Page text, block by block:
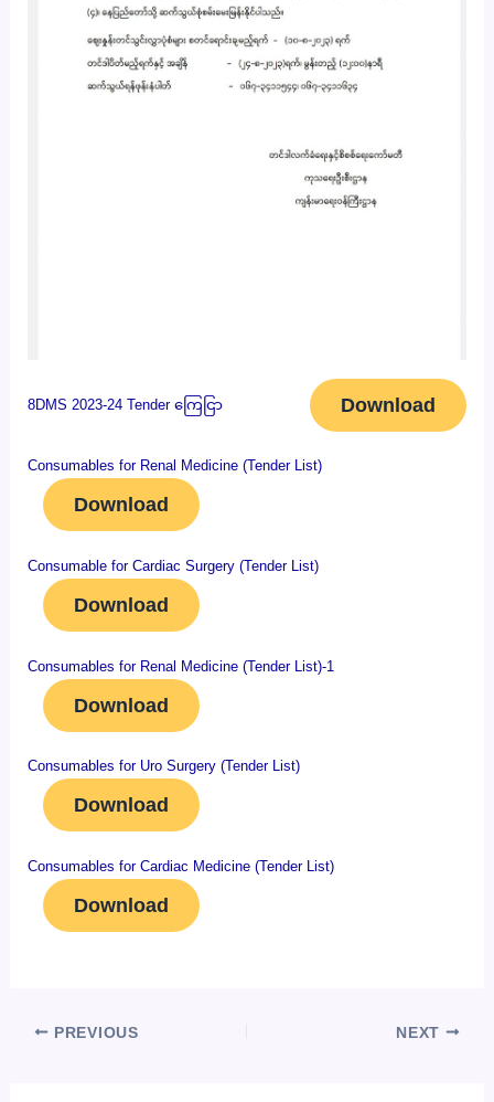
8DMS 2023-24 Tender ကြေငြာ Download
Consumables for Renal Medicine (Tender List)
Download
Consumable for Cardiac Surgery (Tender List)
Download
Consumables for Renal Medicine (Tender List)-1
Download
Consumables for Uro Surgery (Tender List)
Download
Consumables for Cardiac Medicine (Tender List)
Download
PREVIOUS NEXT